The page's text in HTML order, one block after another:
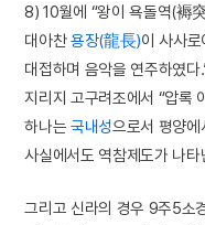
8) 10월에 “왕이 욕돌역(褥
대아찬용장(龍長)이 사사
대접하며 음악을 연주하였다
지리지 고구려조에서 “압록
하나는국내성으로서 평양에
사실에서도 역참제도가 나타
그리고 신라의 경우 9주5소